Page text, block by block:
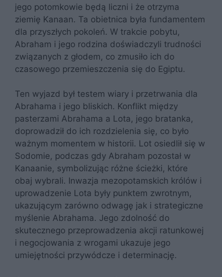
jego potomkowie będą liczni i że otrzyma
ziemię Kanaan. Ta obietnica była fundamentem
dla przyszłych pokoleń. W trakcie pobytu,
Abraham i jego rodzina doświadczyli trudności
związanych z głodem, co zmusiło ich do
czasowego przemieszczenia się do Egiptu.
Ten wyjazd był testem wiary i przetrwania dla
Abrahama i jego bliskich. Konflikt między
pasterzami Abrahama a Lota, jego bratanka,
doprowadził do ich rozdzielenia się, co było
ważnym momentem w historii. Lot osiedlił się w
Sodomie, podczas gdy Abraham pozostał w
Kanaanie, symbolizując różne ścieżki, które
obaj wybrali. Inwazja mezopotamskich królów i
uprowadzenie Lota były punktem zwrotnym,
ukazującym zarówno odwagę jak i strategiczne
myślenie Abrahama. Jego zdolność do
skutecznego przeprowadzenia akcji ratunkowej
i negocjowania z wrogami ukazuje jego
umiejętności przywódcze i determinację.